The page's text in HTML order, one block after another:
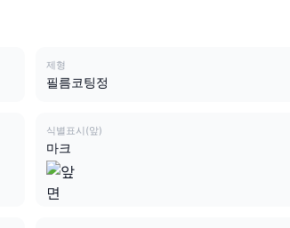
제형
필름코팅정
식별표시(앞)
마크